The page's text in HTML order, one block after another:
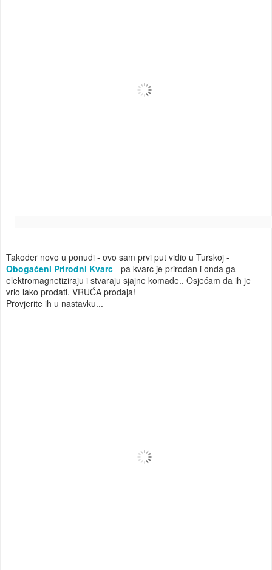
Također novo u ponudi - ovo sam prvi put vidio u Turskoj -
Obogaćeni Prirodni Kvarc - pa kvarc je prirodan i onda ga
elektromagnetiziraju i stvaraju sjajne komade.. Osjećam da ih je
vrlo lako prodati. VRUĆA prodaja!
Provjerite ih u nastavku...